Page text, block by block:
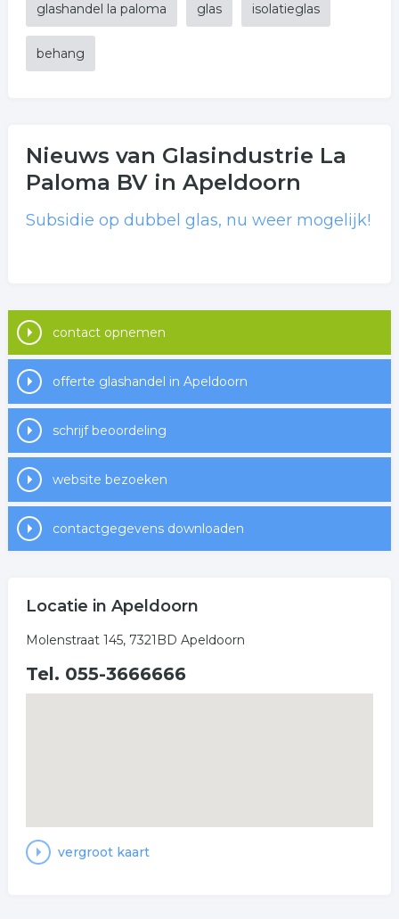
glashandel la paloma glas isolatieglas
behang
Nieuws van Glasindustrie La
Paloma BV in Apeldoorn
Subsidie op dubbel glas, nu weer mogelijk!
contact opnemen
offerte glashandel in Apeldoorn
schrijf beoordeling
website bezoeken
contactgegevens downloaden
Locatie in Apeldoorn
Molenstraat 145, 7321BD Apeldoorn
Tel. 055-3666666
vergroot kaart